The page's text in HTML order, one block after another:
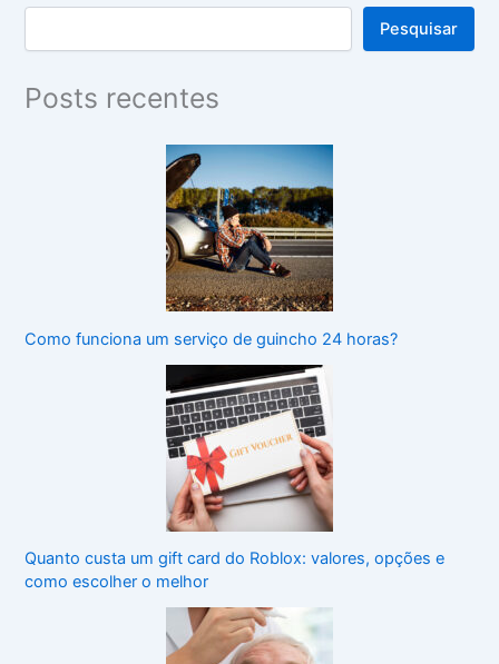
Pesquisar
Posts recentes
Como funciona um serviço de guincho 24 horas?
Quanto custa um gift card do Roblox: valores, opções e
como escolher o melhor